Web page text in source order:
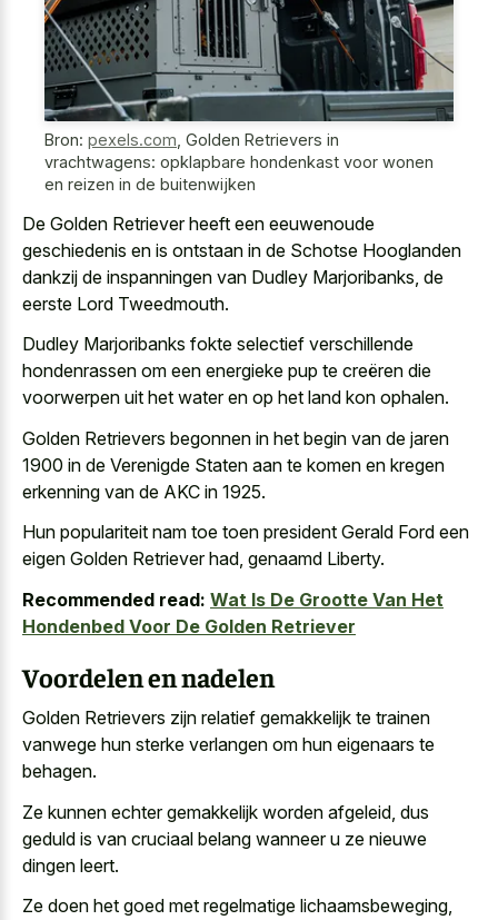
Bron: pexels.com Golden Retrievers in
vrachtwagens: opklapbare hondenkast voor wonen
en reizen in de buitenwijken
De Golden Retriever heeft een eeuwenoude
geschiedenis en is ontstaan in de Schotse Hooglanden
dankzij de inspanningen van Dudley Marjoribanks, de
eerste Lord Tweedmouth.
Dudley Marjoribanks fokte selectief verschillende
hondenrassen om een energieke pup te creëren die
voorwerpen uit het water en op het land kon ophalen.
Golden Retrievers begonnen in het begin van de jaren
1900 in de Verenigde Staten aan te komen en kregen
erkenning van de AKC in 1925.
Hun populariteit nam toe toen president Gerald Ford een
eigen Golden Retriever had, genaamd Liberty.
Recommended read: Wat Is De Grootte Van Het
Hondenbed Voor De Golden Retriever
Voordelen en nadelen
Golden Retrievers zijn relatief gemakkelijk te trainen
vanwege hun sterke verlangen om hun eigenaars te
behagen.
Ze kunnen echter gemakkelijk worden afgeleid, dus
geduld is van cruciaal belang wanneer u ze nieuwe
dingen leert.
Ze doen het goed met regelmatige lichaamsbeweging,